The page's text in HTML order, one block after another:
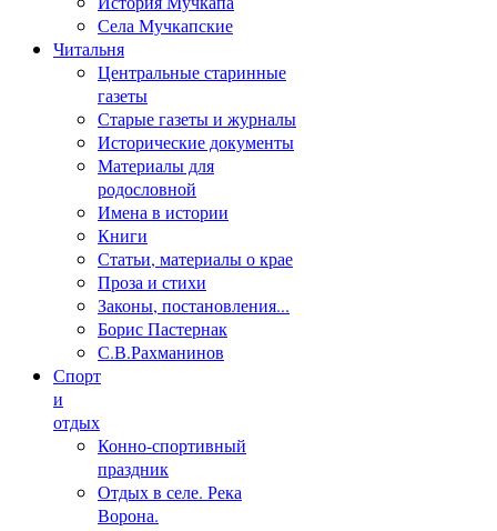
Села Мучкапские
Читальня
Центральные старинные
газеты
Старые газеты и журналы
Исторические документы
Материалы для
родословной
Имена в истории
Книги
Статьи, материалы о крае
Проза и стихи
Законы, постановления...
Борис Пастернак
С.В.Рахманинов
Спорт
и
отдых
Конно-спортивный
праздник
Отдых в селе. Река
Ворона.